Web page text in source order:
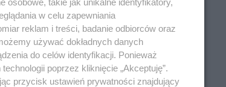
w celu zapewniania
reklam i treści, badanie odbiorców oraz
używać dokładnych danych
do celów identyfikacji. Ponieważ
poprzez kliknięcie „Akceptuję”.
przycisk ustawień prywatności znajdujący